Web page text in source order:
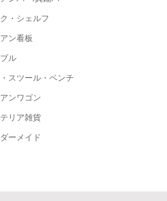
ク・シェルフ
ン看板
ル
・スツール・ベンチ
アンワゴン
テリア雑貨
ダーメイド